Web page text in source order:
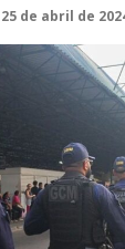
25 de abril de